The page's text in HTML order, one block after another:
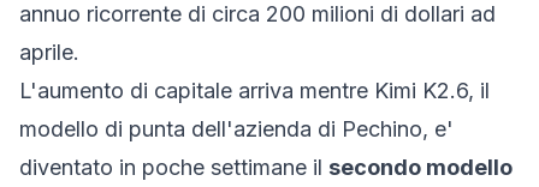
annuo ricorrente di circa 200 milioni di dollari ad
aprile.
L'aumento di capitale arriva mentre Kimi K2.6, il
modello di punta dell'azienda di Pechino, e'
diventato in poche settimane il secondo modello